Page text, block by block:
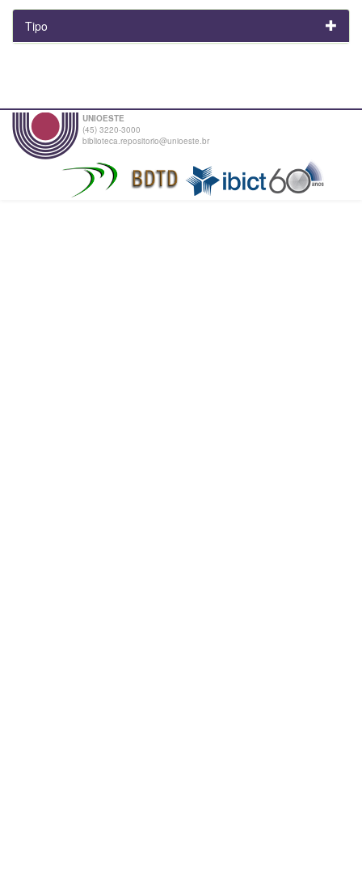
Tipo
UNIOESTE
(45) 3220-3000
biblioteca.repositorio@unioeste.br